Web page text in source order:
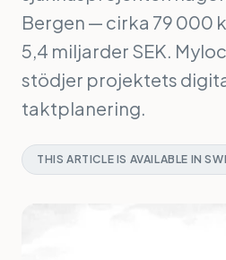
Bergen — cirka 79 000
5,4 miljarder SEK.
stödjer projektets
taktplanering.
THIS ARTICLE IS AVAILABLE IN